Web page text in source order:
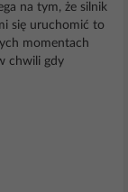
na tym, że silnik
się uruchomić to
momentach
chwili gdy